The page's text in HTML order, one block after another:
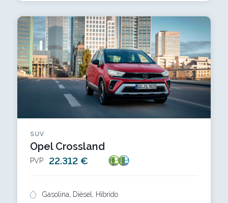
SUV
Opel Crossland
PVP 22.312 €
Gasolina, Diésel, Híbrido